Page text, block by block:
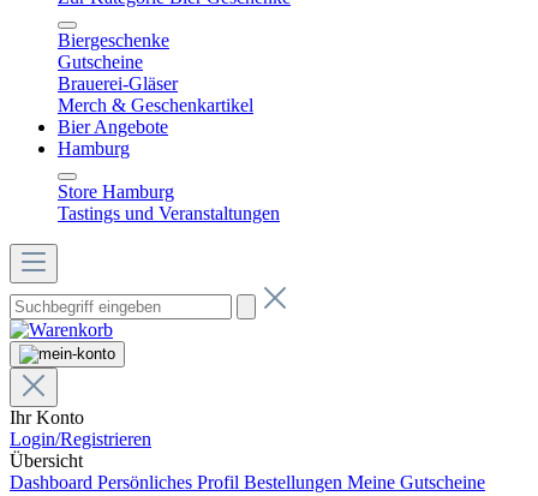
Biergeschenke
Gutscheine
Brauerei-Gläser
Merch & Geschenkartikel
Bier Angebote
Hamburg
Store Hamburg
Tastings und Veranstaltungen
Ihr Konto
Login/Registrieren
Übersicht
Dashboard Persönliches Profil Bestellungen Meine Gutscheine